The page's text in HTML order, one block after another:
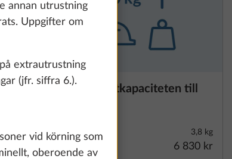
process
more
Mer information
kg
Ökning av lastkapaciteten till
3,8 kg
6 830 kr
annan utrustning
Uppgifter om
extrautrustning
(jfr. siffra 6.).
vid körning som
oberoende av